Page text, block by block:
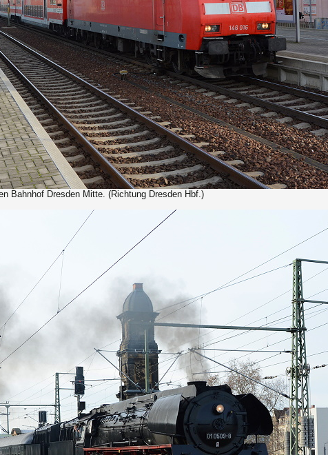
Bahnhof Dresden Mitte. (Richtung Dresden Hbf.)